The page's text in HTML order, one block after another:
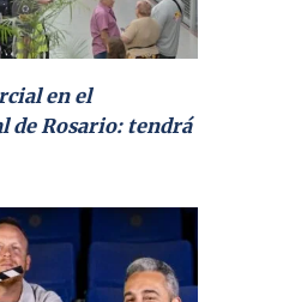
en el
de Rosario: tendrá